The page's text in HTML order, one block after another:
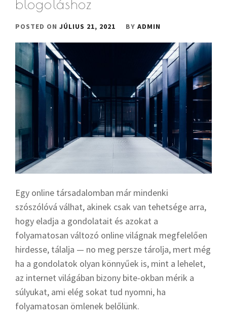
blogoláshoz
POSTED ON JÚLIUS 21, 2021 BY ADMIN
Egy online társadalomban már mindenki
szószólóvá válhat, akinek csak van tehetsége arra,
hogy eladja a gondolatait és azokat a
folyamatosan változó online világnak megfelelően
hirdesse, tálalja — no meg persze tárolja, mert még
ha a gondolatok olyan könnyűek is, mint a lehelet,
az internet világában bizony bite-okban mérik a
súlyukat, ami elég sokat tud nyomni, ha
folyamatosan ömlenek belőlünk.